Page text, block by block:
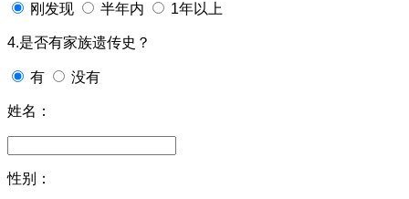
刚发现 半年内 1年以上
4.是否有家族遗传史？
有 没有
姓名：
性别：